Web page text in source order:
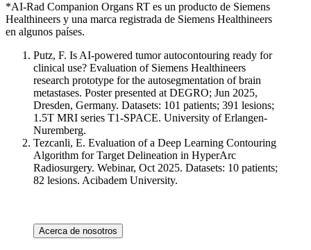
*AI-Rad Companion Organs RT es un producto de Siemens
Healthineers y una marca registrada de Siemens Healthineers
en algunos países.
Putz, F. Is AI-powered tumor autocontouring ready for
clinical use? Evaluation of Siemens Healthineers
research prototype for the autosegmentation of brain
metastases. Poster presented at DEGRO; Jun 2025,
Dresden, Germany. Datasets: 101 patients; 391 lesions;
1.5T MRI series T1-SPACE. University of Erlangen-
Nuremberg.
Tezcanli, E. Evaluation of a Deep Learning Contouring
Algorithm for Target Delineation in HyperArc
Radiosurgery. Webinar, Oct 2025. Datasets: 10 patients;
82 lesions. Acibadem University.
Acerca de nosotros